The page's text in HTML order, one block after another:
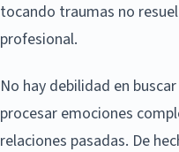
tocando traumas no
profesional.
No hay debilidad en
procesar emociones
relaciones pasadas. De